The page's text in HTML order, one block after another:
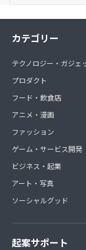
カテゴリー
テクノロジー・ガジェ
プロダクト
フード・飲食店
アニメ・漫画
ファッション
ゲーム・サービス開発
ビジネス・起業
アート・写真
ソーシャルグッド
起案サポート